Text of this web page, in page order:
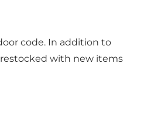
code. In addition to
restocked with new items